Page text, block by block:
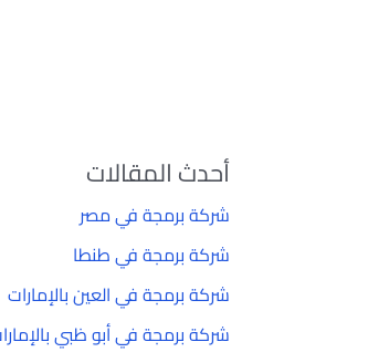
أحدث المقالات
شركة برمجة في مصر
شركة برمجة في طنطا
شركة برمجة في العين بالإمارات
شركة برمجة في أبو ظبي